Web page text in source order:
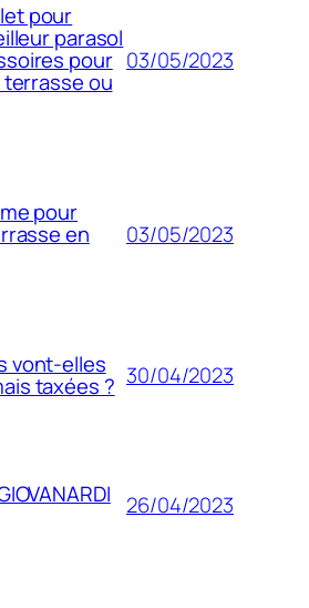
pour
parasol
pour
ou
03/05/2023
pour
en 03/05/2023
vont-elles
taxées ? 30/04/2023
26/04/2023